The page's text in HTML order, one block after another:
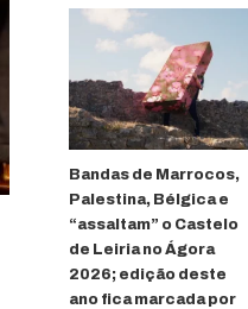
Bandas de Marrocos,
Palestina, Bélgica e
“assaltam” o Castelo
de Leiria no Ágora
2026; edição deste
ano fica marcada por